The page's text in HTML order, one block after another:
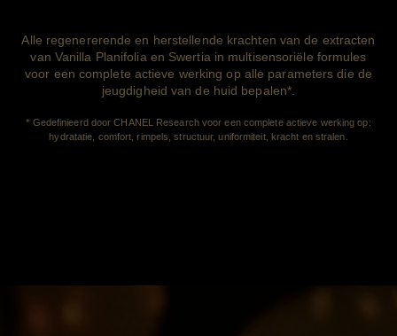
Alle regenererende en herstellende krachten van de extracten
van Vanilla Planifolia en Swertia in multisensoriële formules
voor een complete actieve werking op alle parameters die de
jeugdigheid van de huid bepalen*.
* Gedefinieerd door CHANEL Research voor een complete actieve werking op:
hydratatie, comfort, rimpels, structuur, uniformiteit, kracht en stralen.